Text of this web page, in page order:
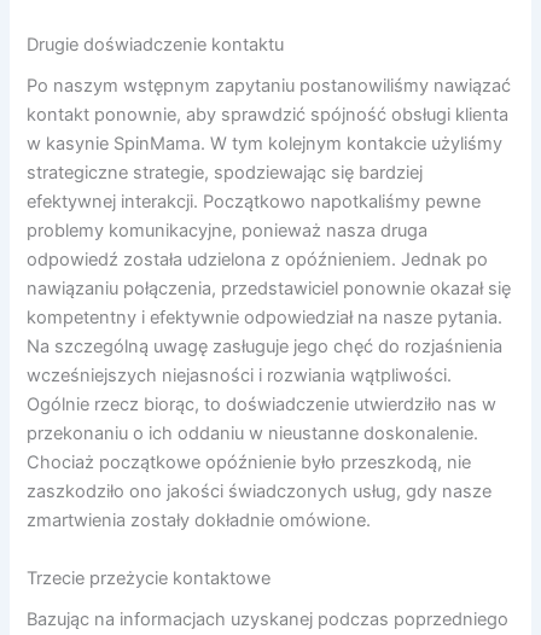
Drugie doświadczenie kontaktu
Po naszym wstępnym zapytaniu postanowiliśmy nawiązać
kontakt ponownie, aby sprawdzić spójność obsługi klienta
w kasynie SpinMama. W tym kolejnym kontakcie użyliśmy
strategiczne strategie, spodziewając się bardziej
efektywnej interakcji. Początkowo napotkaliśmy pewne
problemy komunikacyjne, ponieważ nasza druga
odpowiedź została udzielona z opóźnieniem. Jednak po
nawiązaniu połączenia, przedstawiciel ponownie okazał się
kompetentny i efektywnie odpowiedział na nasze pytania.
Na szczególną uwagę zasługuje jego chęć do rozjaśnienia
wcześniejszych niejasności i rozwiania wątpliwości.
Ogólnie rzecz biorąc, to doświadczenie utwierdziło nas w
przekonaniu o ich oddaniu w nieustanne doskonalenie.
Chociaż początkowe opóźnienie było przeszkodą, nie
zaszkodziło ono jakości świadczonych usług, gdy nasze
zmartwienia zostały dokładnie omówione.
Trzecie przeżycie kontaktowe
Bazując na informacjach uzyskanej podczas poprzedniego